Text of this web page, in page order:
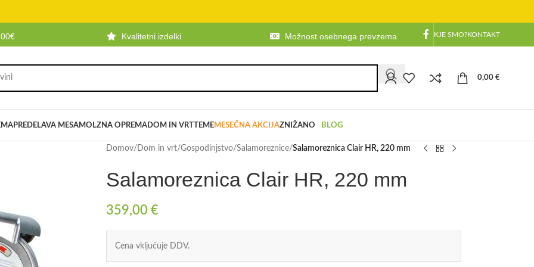
Kvalitetni izdelki Možnost osebnega prevzema KJE SMO?KONTAKT
0,00 €
PREDELAVA MESAMOLZNA OPREMADOM IN VRTTEMEMESEČNA AKCIJAZNIŽANO BLOG
Domov/ Dom in vrt/Gospodinjstvo/Salamoreznice/Salamoreznica Clair HR, 220 mm
Salamoreznica Clair HR, 220 mm
359,00 €
Cena vključuje DDV.